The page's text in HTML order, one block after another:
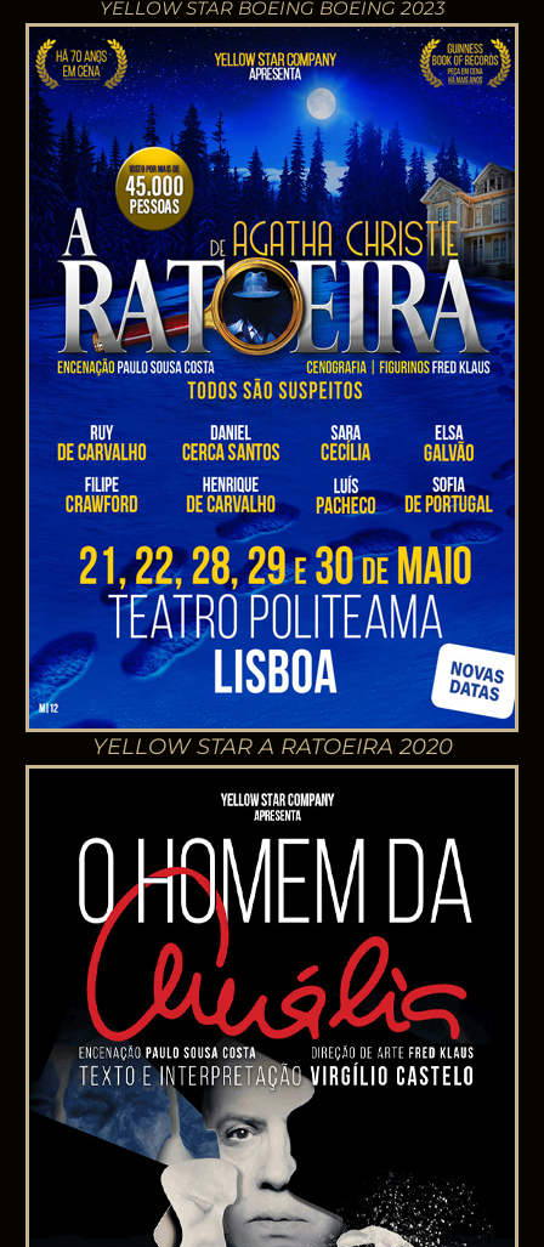
YELLOW STAR BOEING BOEING 2023
YELLOW STAR A RATOEIRA 2020